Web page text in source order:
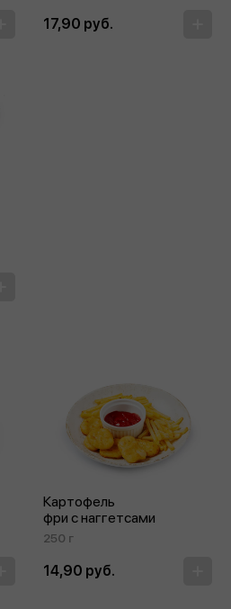
17,90 руб.
Картофель
фри с наггетсами
250 г
14,90 руб.